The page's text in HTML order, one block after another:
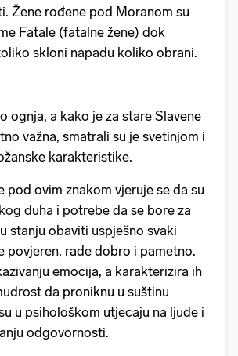
Žene rođene pod Moranom su
Fatale (fatalne žene) dok
skloni napadu koliko obrani.
ognja, a kako je za stare Slavene
važna, smatrali su je svetinjom i
karakteristike.
pod ovim znakom vjeruje se da su
duha i potrebe da se bore za
stanju obaviti uspješno svaki
povjeren, rade dobro i pametno.
emocija, a karakterizira ih
da proniknu u suštinu
u psihološkom utjecaju na ljude i
odgovornosti.